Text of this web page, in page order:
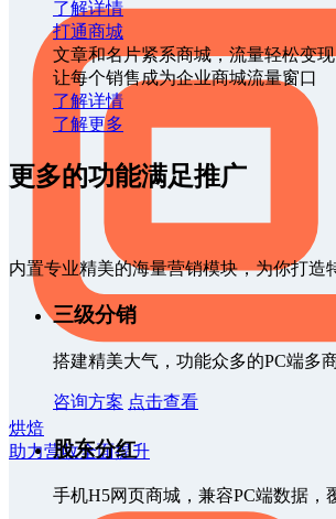
烘焙
助力营收全面提升
了解详情
打通商城
文章和名片紧系商城，流量轻松变现
让每个销售成为企业商城流量窗口
了解详情
了解更多
更多的功能满足推广
内置专业精美的海量营销模块，为你打造
三级分销
搭建精美大气，功能众多的PC端多
咨询方案 点击查看
股东分红
手机H5网页商城，兼容PC端数据，